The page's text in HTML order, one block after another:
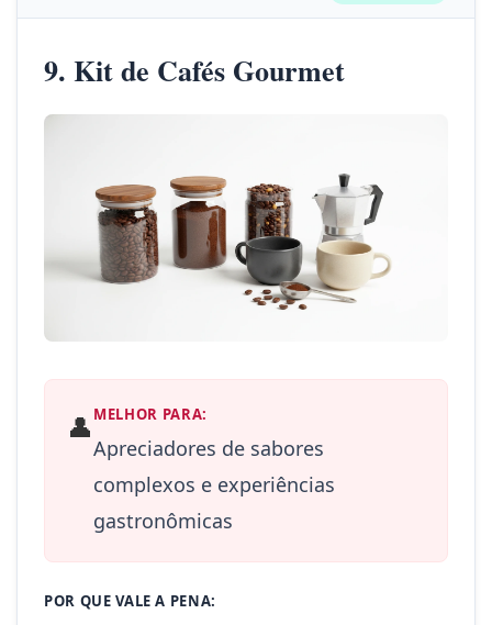
9. Kit de Cafés Gourmet
👤 MELHOR PARA:
Apreciadores de sabores
complexos e experiências
gastronômicas
POR QUE VALE A PENA: